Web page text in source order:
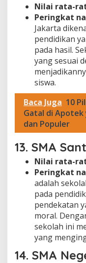
Nilai rata-
Peringkat
Jakarta
pendidikan
pada hasil.
yang sesuai
siswa.
Baca Juga 10
Gatal di
dan Populer
13. SMA
Nilai rata-
Peringkat
adalah
pada
pendekatan
moral.
sekolah ini
yang
14. SMA